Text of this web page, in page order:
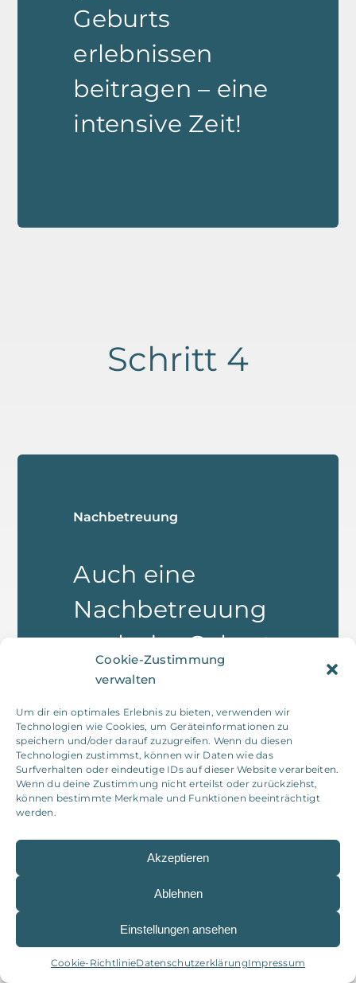
Cookie-Zustimmung
verwalten
Um dir ein optimales Erlebnis zu bieten, verwenden wir
Technologien wie Cookies, um Geräteinformationen zu
speichern und/oder darauf zuzugreifen. Wenn du diesen
Technologien zustimmst, können wir Daten wie das
Surfverhalten oder eindeutige IDs auf dieser Website verarbeiten.
Wenn du deine Zustimmung nicht erteilst oder zurückziehst,
können bestimmte Merkmale und Funktionen beeinträchtigt
werden.
Akzeptieren
Ablehnen
Einstellungen ansehen
Cookie-RichtlinieDatenschutzerklärungImpressum
Geburts
erlebnissen
beitragen – eine
intensive Zeit!
Schritt 4
Nachbetreuung
Auch eine
Nachbetreuung
nach der Geburt
deines Kindes ist
vorgesehen –
dafür treffen wir
uns ungefähr 4
nach der
Entbindung.
Solltest du
bereits früher